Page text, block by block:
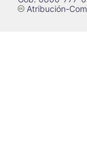
cAtribución-